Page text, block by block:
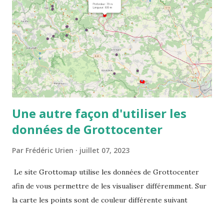
Une autre façon d'utiliser les
données de Grottocenter
Par Frédéric Urien juillet 07, 2023
Le site Grottomap utilise les données de Grottocenter
afin de vous permettre de les visualiser différemment. Sur
la carte les points sont de couleur différente suivant